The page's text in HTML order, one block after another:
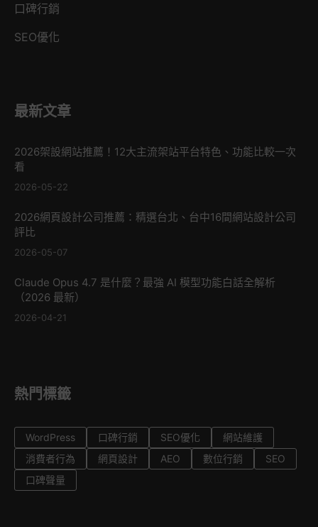
口碑行銷
SEO優化
最新文章
2026架設網站推薦！12大主流架站平台特色、功能比較一次
看
2026-05-22
2026網頁設計公司推薦：精選台北、台中16間網站設計公司
評比
2026-05-07
Claude Opus 4.7 是什麼？最強 AI 模型功能白話全解析
（2026 最新）
2026-04-21
熱門標籤
WordPress 口碑行銷 SEO優化
網站維護
消費者行為
網頁設計 AEO 數位行銷
SEO
口碑聲量